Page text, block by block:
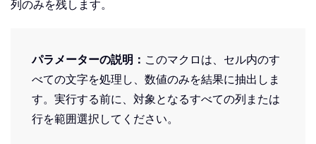
列のみを残します。
パラメーターの説明： このマクロは、セル内のす
べての文字を処理し、数値のみを結果に抽出しま
す。実行する前に、対象となるすべての列または
行を範囲選択してください。